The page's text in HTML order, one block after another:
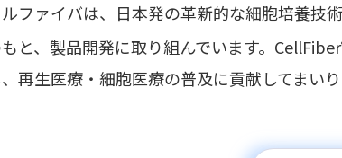
ファイバは、日本発の革新的な細胞培養技
と、製品開発に取り組んでいます。CellFiber
再生医療・細胞医療の普及に貢献してまいり